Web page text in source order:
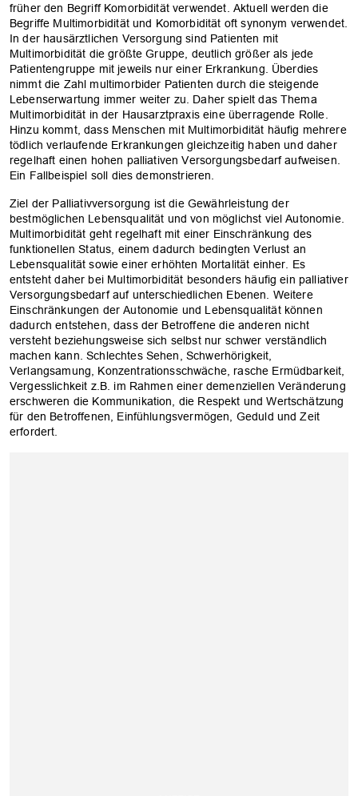
früher den Begriff Komorbidität verwendet. Aktuell werden die
Begriffe Multimorbidität und ­Komorbidität oft synonym verwendet.
In der hausärztlichen Versorgung sind Patienten mit
Multimorbidität die größte Gruppe, ­deutlich größer als jede
Patientengruppe mit jeweils nur ­einer Erkrankung. Überdies
nimmt die Zahl multimorbider Patienten durch die steigende
Lebenserwartung immer weiter zu. Daher spielt das Thema
Multimorbidität in der Hausarztpraxis eine überragende Rolle.
Hinzu kommt, dass Menschen mit Multimorbidität häufig mehrere
tödlich verlaufende Erkrankungen gleichzeitig haben und daher
regelhaft einen hohen palliativen Versorgungsbedarf aufweisen.
Ein Fallbeispiel soll dies demonstrieren.
Ziel der Palliativversorgung ist die Gewährleistung der
bestmöglichen Lebensqualität und von möglichst viel Autonomie.
­Multimorbidität geht regelhaft mit einer Einschränkung des
funktionellen Status, einem dadurch bedingten Verlust an
Lebensqualität sowie einer erhöhten Mortalität einher. Es
entsteht daher bei Multimorbidität besonders häufig ein ­palliativer
Versorgungsbedarf auf unterschiedlichen Ebenen. Weitere
Einschränkungen der Autonomie und Lebensqualität können
dadurch entstehen, dass der Betroffene die anderen nicht
versteht beziehungsweise sich selbst nur schwer verständlich
machen kann. Schlechtes Sehen, Schwerhörigkeit,
Verlangsamung, Konzentrationsschwäche, rasche Ermüdbarkeit,
Vergesslichkeit z.B. im Rahmen ­einer demenziellen Veränderung
erschweren die Kommunikation, die Respekt und Wertschätzung
für den Betroffenen, Einfühlungsvermögen, Geduld und Zeit
erfordert.